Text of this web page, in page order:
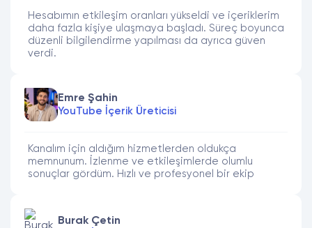
Hesabımın etkileşim oranları yükseldi ve içeriklerim
daha fazla kişiye ulaşmaya başladı. Süreç boyunca
düzenli bilgilendirme yapılması da ayrıca güven
verdi.
Emre Şahin
YouTube İçerik Üreticisi
Kanalım için aldığım hizmetlerden oldukça
memnunum. İzlenme ve etkileşimlerde olumlu
sonuçlar gördüm. Hızlı ve profesyonel bir ekip
Burak Çetin